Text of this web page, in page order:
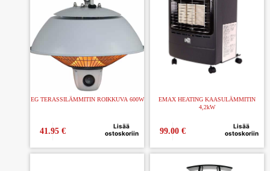
EG TERASSILÄMMITIN ROIKKUVA 600W
41.95 €
Lisää
ostoskoriin
EMAX HEATING KAASULÄMMITIN
4,2kW
99.00 €
Lisää
ostoskoriin